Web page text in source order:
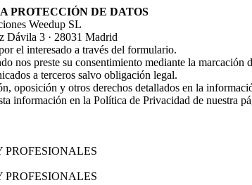
PROTECCIÓN DE DATOS
Weedup SL
Dávila 3 · 28031 Madrid
el interesado a través del formulario.
nos preste su consentimiento mediante la marcación
a terceros salvo obligación legal.
oposición y otros derechos detallados en la
información en la Política de Privacidad de nuestra
PROFESIONALES
PROFESIONALES